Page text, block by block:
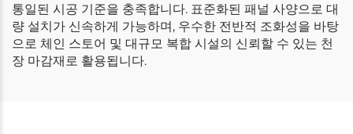
통일된 시공 기준을 충족합니다. 표준화된 패널 사양으로 대
량 설치가 신속하게 가능하며, 우수한 전반적 조화성을 바탕
으로 체인 스토어 및 대규모 복합 시설의 신뢰할 수 있는 천
장 마감재로 활용됩니다.